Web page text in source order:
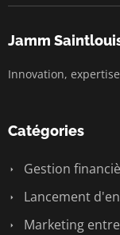
Jamm
Innovation,
Catégories
Gestion
Lancement
Marketing